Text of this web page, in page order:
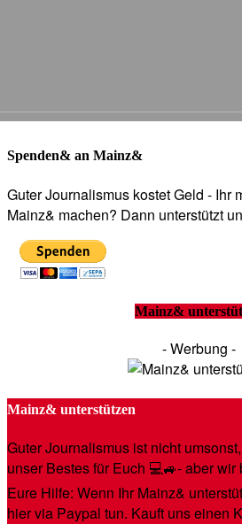
Spenden& an Mainz&
Guter Journalismus kostet Geld - Ihr
Mainz& machen? Dann unterstützt
Mainz&
- Werbung -
Mainz& unterstützen
Guter Journalismus ist nicht
unser Bestes für Euch 💻🚙- aber
Eure Hilfe: Wenn Ihr Mainz&
hier via Paypal tun. Kauft uns einen